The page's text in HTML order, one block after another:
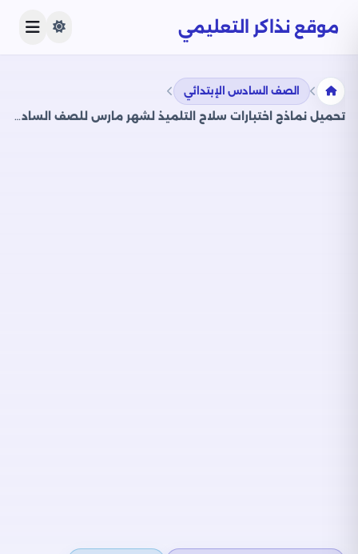
موقع نذاكر التعليمي
الصف السادس الإبتدائي
تحميل نماذج اختبارات سلاح التلميذ لشهر مارس للصف السادس الابتدائي في جميع المواد وإجاباتها النموذجية